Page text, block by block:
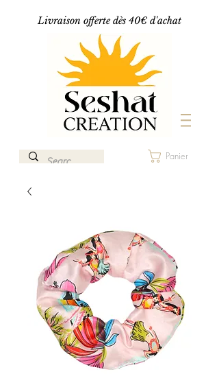
Livraison offerte dès 40€ d'achat
Panier